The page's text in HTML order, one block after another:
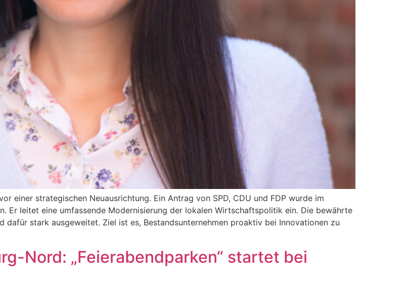
einer strategischen Neuausrichtung. Ein Antrag von SPD, CDU und FDP wurde im
Er leitet eine umfassende Modernisierung der lokalen Wirtschaftspolitik ein. Die bewährte
stark ausgeweitet. Ziel ist es, Bestandsunternehmen proaktiv bei Innovationen zu
Nord: „Feierabendparken“ startet bei